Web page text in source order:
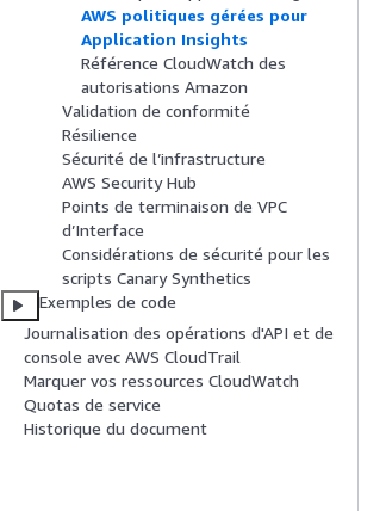
AWS politiques gérées pour
Application Insights
Référence CloudWatch des
autorisations Amazon
Validation de conformité
Résilience
Sécurité de l’infrastructure
AWS Security Hub
Points de terminaison de VPC
d’Interface
Considérations de sécurité pour les
scripts Canary Synthetics
Exemples de code
Journalisation des opérations d'API et de
console avec AWS CloudTrail
Marquer vos ressources CloudWatch
Quotas de service
Historique du document